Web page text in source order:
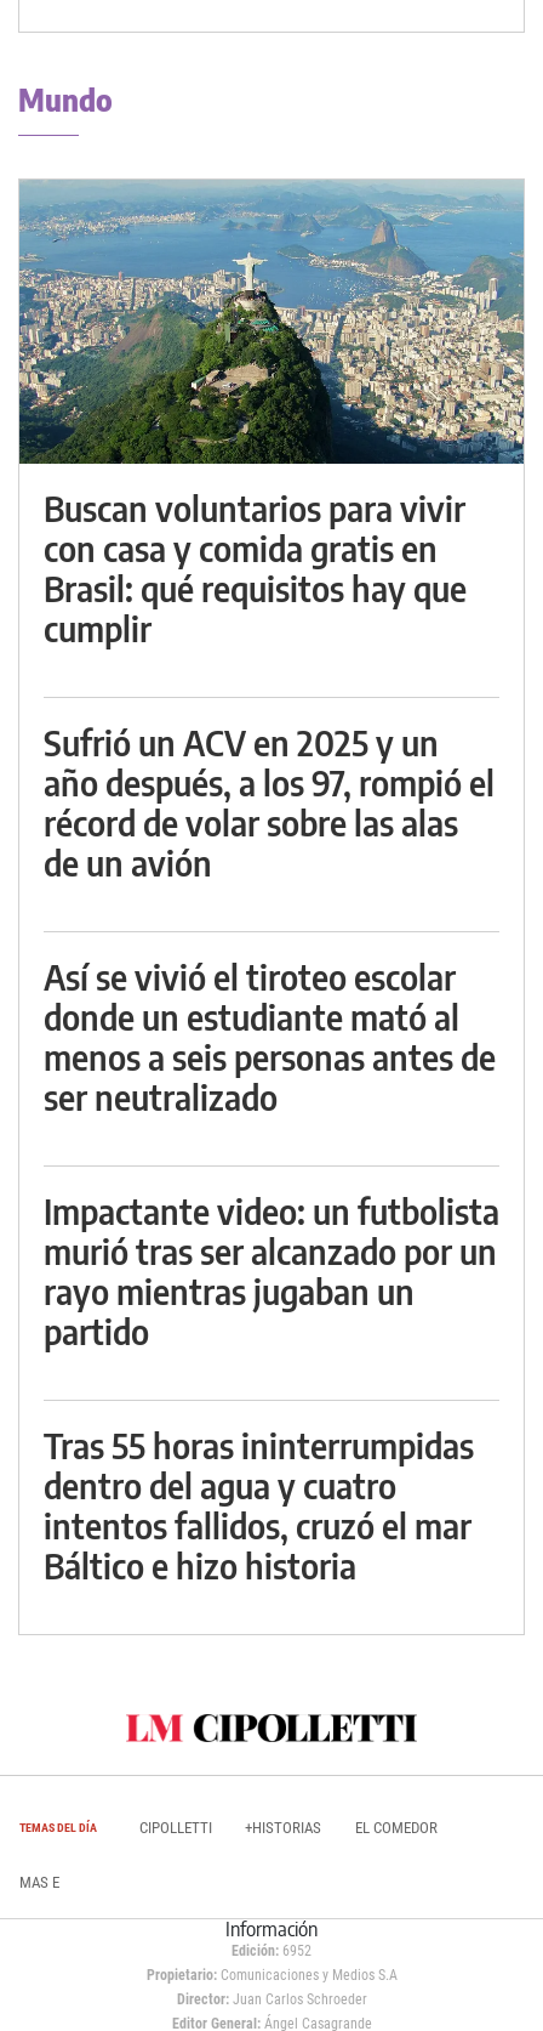
Mundo
Buscan voluntarios para vivir
con casa y comida gratis en
Brasil: qué requisitos hay que
cumplir
Sufrió un ACV en 2025 y un
año después, a los 97, rompió el
récord de volar sobre las alas
de un avión
Así se vivió el tiroteo escolar
donde un estudiante mató al
menos a seis personas antes de
ser neutralizado
Impactante video: un futbolista
murió tras ser alcanzado por un
rayo mientras jugaban un
partido
Tras 55 horas ininterrumpidas
dentro del agua y cuatro
intentos fallidos, cruzó el mar
Báltico e hizo historia
TEMAS DEL DÍA CIPOLLETTI +HISTORIAS EL COMEDOR
MAS E
Información
Edición: 6952
Propietario:Comunicaciones y Medios S.A
Director: Juan Carlos Schroeder
Editor General:Ángel Casagrande